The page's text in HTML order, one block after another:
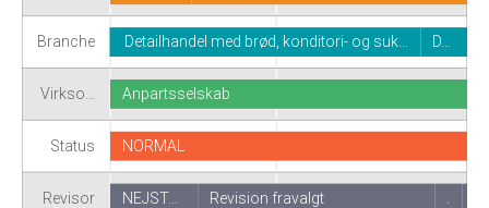
Branche
Virkso…
Status
Revisor
Detailhandel med brød, konditori- og suk… D…
Anpartsselskab
NORMAL
NEJST… Revision fravalgt